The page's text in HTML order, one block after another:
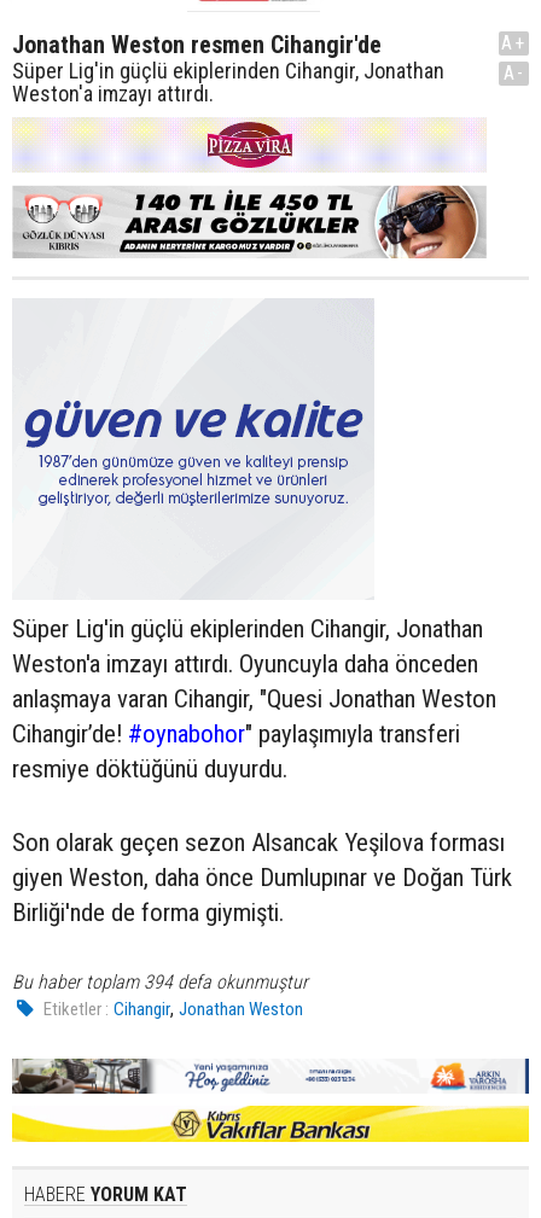
Jonathan Weston resmen Cihangir'de
Süper Lig'in güçlü ekiplerinden Cihangir, Jonathan
Weston'a imzayı attırdı.
A+
A-
Süper Lig'in güçlü ekiplerinden Cihangir, Jonathan
Weston'a imzayı attırdı. Oyuncuyla daha önceden
anlaşmaya varan Cihangir, "Quesi Jonathan Weston
Cihangir’de! #oynabohor" paylaşımıyla transferi
resmiye döktüğünü duyurdu.
Son olarak geçen sezon Alsancak Yeşilova forması
giyen Weston, daha önce Dumlupınar ve Doğan Türk
Birliği'nde de forma giymişti.
Bu haber toplam 394 defa okunmuştur
Etiketler : Cihangir,Jonathan Weston
HABERE YORUM KAT